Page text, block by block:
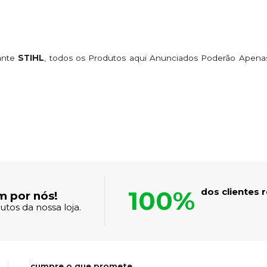
STIHL , todos os Produtos aqui Anunciados Poderão
por nós!
da nossa loja. 100% dos clientes